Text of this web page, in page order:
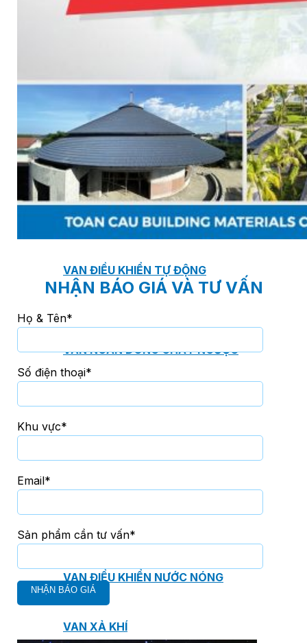
VAN NGẮT
VAN ĐIỀU CHỈNH ÁP SUẤT
VAN ĐIỆN 2 NGÃ
VAN ĐIỆN TỪ ĐÓNG MỞ
VAN MỘT CHIỀU
VAN ĐIỀU KHIỂN TỰ ĐỘNG
VAN NGĂN DÒNG CHẢY NGƯỢC
VAN ĐIỀU KHIỂN NƯỚC NÓNG
VAN XẢ KHÍ
NHẬN BÁO GIÁ VÀ TƯ VẤN
Họ & Tên*
Số điện thoại*
Khu vực*
Email*
Sản phẩm cần tư vấn*